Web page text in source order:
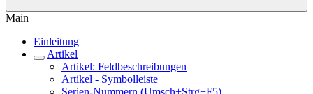
Main
Einleitung
Artikel
Artikel: Feldbeschreibungen
Artikel - Symbolleiste
Serien-Nummern (Umsch+Strg+F5)